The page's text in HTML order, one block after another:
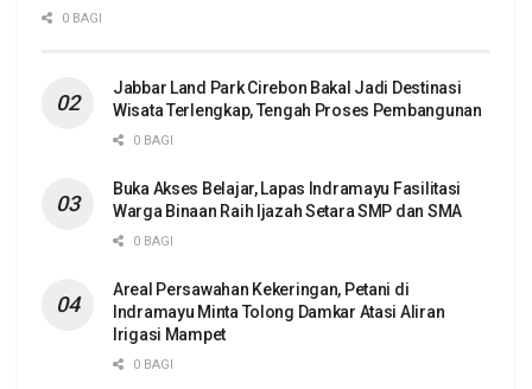
0 BAGI
Jabbar Land Park Cirebon Bakal Jadi Destinasi
Wisata Terlengkap, Tengah Proses Pembangunan
0 BAGI
Buka Akses Belajar, Lapas Indramayu Fasilitasi
Warga Binaan Raih Ijazah Setara SMP dan SMA
0 BAGI
Areal Persawahan Kekeringan, Petani di
Indramayu Minta Tolong Damkar Atasi Aliran
Irigasi Mampet
0 BAGI